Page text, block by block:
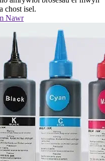
chost isel.
Nawr